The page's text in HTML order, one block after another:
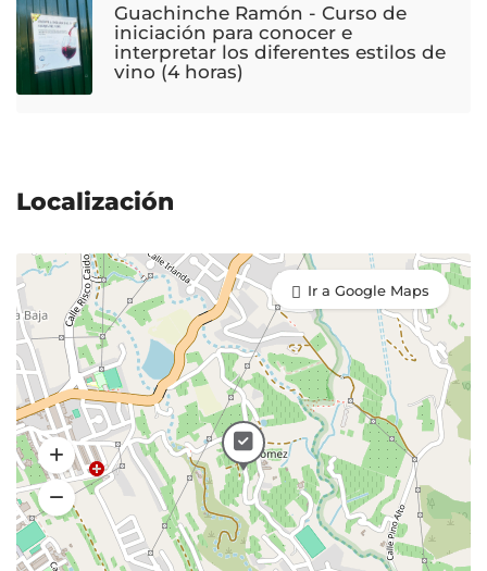
Guachinche Ramón - Curso de
iniciación para conocer e
interpretar los diferentes estilos de
vino (4 horas)
Localización
Ir a Google Maps